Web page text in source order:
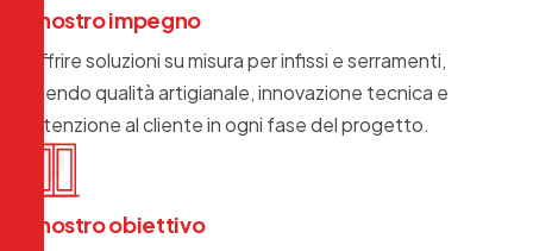
Il nostro impegno
Offrire soluzioni su misura per infissi e serramenti,
unendo qualità artigianale, innovazione tecnica e
attenzione al cliente in ogni fase del progetto.
Il nostro obiettivo